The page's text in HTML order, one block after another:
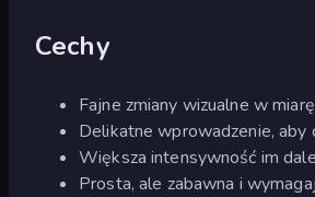
Cechy
Fajne zmiany wizualne w
Delikatne wprowadzenie, aby
Większa intensywność im
Prosta, ale zabawna i